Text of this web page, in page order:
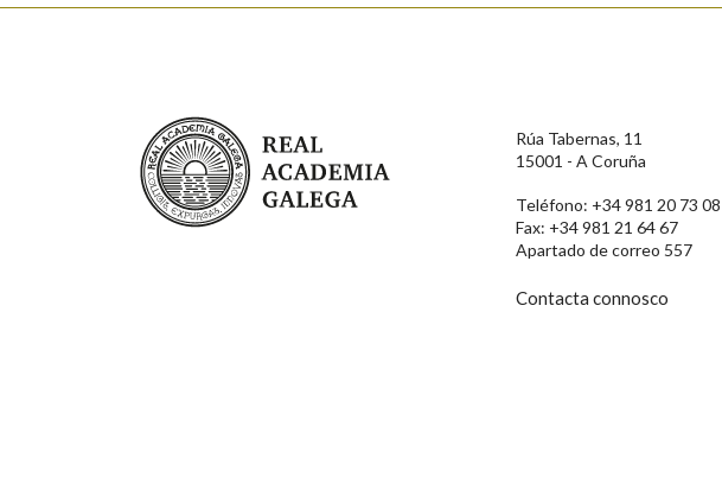
Comentario
Real Academia Galega
Rúa Tabernas, 11
15001 - A Coruña
Teléfono: +34 981 20 73 08
Fax: +34 981 21 64 67
Apartado de correo 557
Contacta connosco